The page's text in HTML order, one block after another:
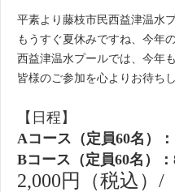
平素より藤枝市民西益津温水
もうすぐ夏休みですね、今年
西益津温水プールでは、今年
皆様のご参加を心よりお待ち
【日程】
Aコース（定員60名）
Bコース（定員60名）
2,000円（税込）